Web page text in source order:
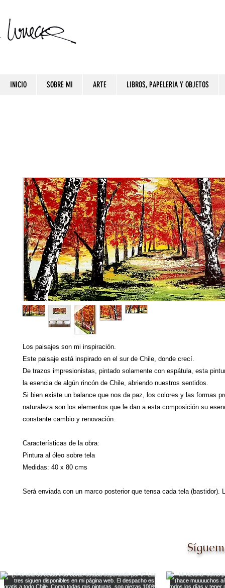
INICIO SOBRE MI ARTE LIBROS, PAPELERIA Y OBJETOS
Los paisajes son mi inspiración.
Este paisaje está inspirado en el sur de Chile, donde crecí.
De trazos impresionistas, pintado solamente con espátula, esta
la esencia de algún rincón de Chile, abriendo nuestros sentidos.
Si bien existe un balance que nos da paz, los colores y las formas
naturaleza son los elementos que le dan a esta composición su
constante cambio y renovación.
Características de la obra:
Pintura al óleo sobre tela
Medidas: 40 x 80 cms
Será enviada con un marco posterior que tensa cada tela (bastidor).